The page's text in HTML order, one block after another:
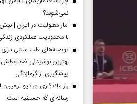
نمی‌شوند؟
با محدودیت عملکردی
توصیه‌های طب سنتی برای
بهترین نوشیدنی ضد عطش
پیشگیری از گرمازدگی
راز ماندگاری «رادیو اربعین»
رسانه‌ای که حسینیه است